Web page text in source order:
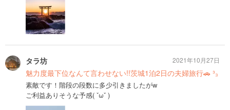
タラ坊
魅力度最下位なんて言わせない!!茨城1泊2日の夫婦旅行🚗 ³₃
素敵です！階段の段数に多少引きましたが‪w
ご利益ありそうな予感( ˇωˇ )
2021年10月27日